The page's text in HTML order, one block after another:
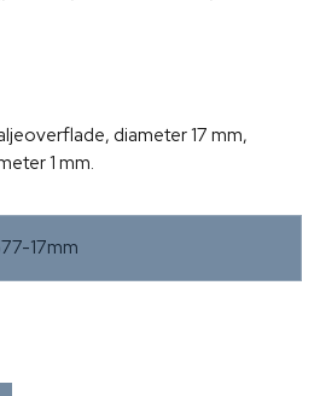
diameter 17 mm,
1 mm.
17mm